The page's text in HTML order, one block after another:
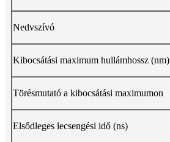
Nedvszívó
Kibocsátási maximum hullámhossz (nm)
Törésmutató a kibocsátási maximumon
Elsődleges lecsengési idő (ns)